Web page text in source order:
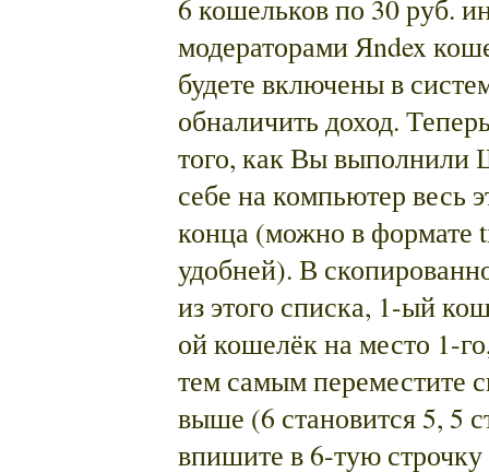
6 кошельков по 30 руб.
модераторами Яndex
будете включены в
обналичить доход.
того, как Вы выполнили
себе на компьютер весь
конца (можно в формате
удобней). В
из этого списка, 1-ый
ой кошелёк на место 1-
тем самым переместите
выше (6 становится 5, 5
впишите в 6-тую